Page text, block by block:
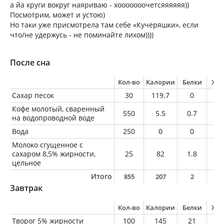
а йа круги вокруг наяриваю - хооооооочетсяяяяяя))
Посмотрим, может и устою)
Но таки уже присмотрела там себе «Кучеряшки», если
что/не удержусь - не поминайте лихом))))
После сна
Кол-во Калории Белки
Сахар песок 30 119.7 0
Кофе молотый, сваренный
на водопроводной воде
550 5.5 0.7
Вода
250 0 0
Молоко сгущенное с
сахаром 8,5% жирности,
цельное
25 82 1.8
Итого 855 207 2
Завтрак
Кол-во Калории Белки
Творог 5% жирности 100 145 21